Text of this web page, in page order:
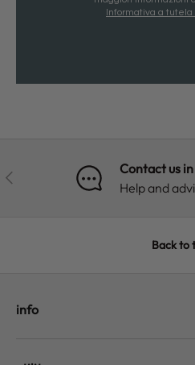
Informativa a
PREVIOUS
Contact us
Help and
Back to
info